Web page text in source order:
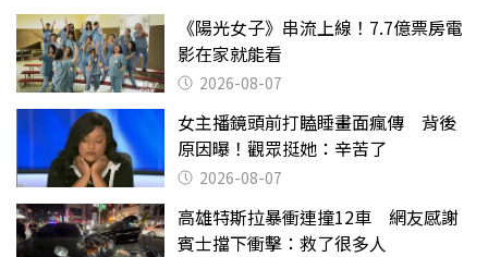
《陽光女子》串流上線！7.7億票房電
影在家就能看
2026-08-07
女主播鏡頭前打瞌睡畫面瘋傳 背後
原因曝！觀眾挺她：辛苦了
2026-08-07
高雄特斯拉暴衝連撞12車 網友感謝
賓士擋下衝擊：救了很多人